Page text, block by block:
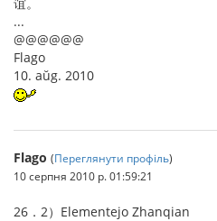
...
@@@@@@
Flago
10. aŭg. 2010
Flago (Переглянути профіль)
10 серпня 2010 р. 01:59:21
26．2）Elementejo Zhanqian